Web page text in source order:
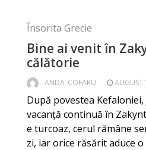
Însorita Grecie
Bine ai venit în
călătorie
ANDA_COFARU AUGUST
După povestea
vacanță continuă în
e turcoaz, cerul rămâne
zi, iar orice răsărit aduce